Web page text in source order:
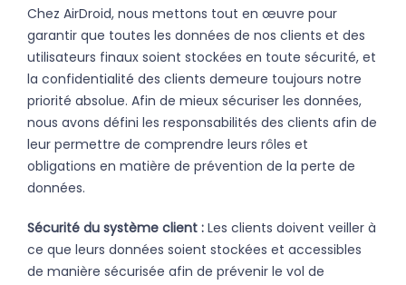
Chez AirDroid, nous mettons tout en œuvre pour
garantir que toutes les données de nos clients et des
utilisateurs finaux soient stockées en toute sécurité, et
la confidentialité des clients demeure toujours notre
priorité absolue. Afin de mieux sécuriser les données,
nous avons défini les responsabilités des clients afin de
leur permettre de comprendre leurs rôles et
obligations en matière de prévention de la perte de
données.
Sécurité du système client : Les clients doivent veiller à
ce que leurs données soient stockées et accessibles
de manière sécurisée afin de prévenir le vol de